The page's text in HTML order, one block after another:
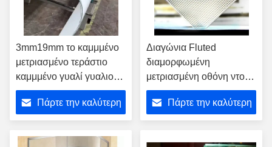
3mm19mm το καμμμένο
μετριασμένο τεράστιο
καμμμένο γυαλί γυαλιού
ενισχύει το κυρτό γυαλί
Πάρτε την καλύτερη
Διαγώνια Fluted
διαμορφωμένη
μετριασμένη οθόνη ντους
γυαλιού οριζόντια
διακοσμητική
Πάρτε την καλύτερη